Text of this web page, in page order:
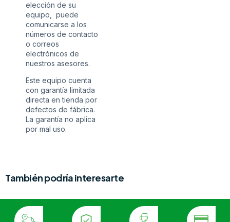
elección de su
equipo, puede
comunicarse a los
números de contacto
o correos
electrónicos de
nuestros asesores.
Este equipo cuenta
con garantía limitada
directa en tienda por
defectos de fábrica.
La garantía no aplica
por mal uso.
También podría interesarte